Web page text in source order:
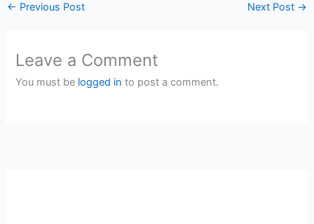
← Previous Post Next Post →
Leave a Comment
You must be logged in to post a comment.